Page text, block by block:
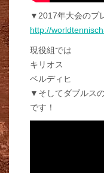
▼2017年大会のプ
http://
現役組では
キリオス
ベルディヒ
▼そしてダブルス
です！